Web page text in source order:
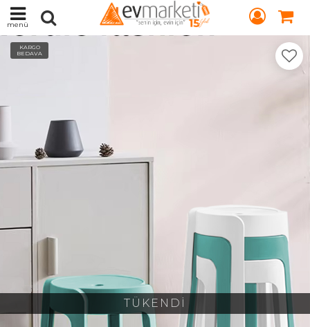
menü
TÜKENDİ
KARGO
BEDAVA